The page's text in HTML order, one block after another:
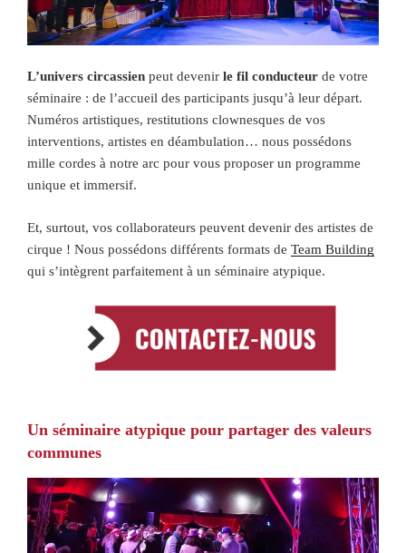
L’univers circassien peut devenir le fil conducteur de votre
séminaire : de l’accueil des participants jusqu’à leur départ.
Numéros artistiques, restitutions clownesques de vos
interventions, artistes en déambulation… nous possédons
mille cordes à notre arc pour vous proposer un programme
unique et immersif.
Et, surtout, vos collaborateurs peuvent devenir des artistes de
cirque ! Nous possédons différents formats de Team Building
qui s’intègrent parfaitement à un séminaire atypique.
Un séminaire atypique pour partager des valeurs
communes